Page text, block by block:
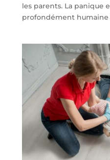
les parents. La panique
profondément